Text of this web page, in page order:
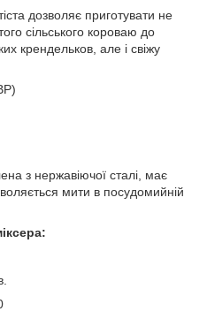
дозволяє приготувати не
сільського короваю до
крендельков, але і свіжу
з нержавіючої сталі, має
мити в посудомийній